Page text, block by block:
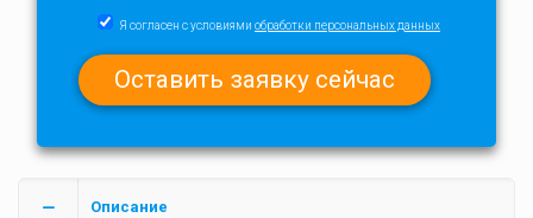
Я согласен с условиями обработки персональных данных
Описание